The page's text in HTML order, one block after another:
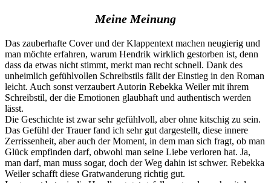
Meine Meinung
Das zauberhafte Cover und der Klappentext machen neugierig und
man möchte erfahren, warum Hendrik wirklich gestorben ist, denn
dass da etwas nicht stimmt, merkt man recht schnell. Dank des
unheimlich gefühlvollen Schreibstils fällt der Einstieg in den Roman
leicht. Auch sonst verzaubert Autorin Rebekka Weiler mit ihrem
Schreibstil, der die Emotionen glaubhaft und authentisch werden
lässt.
Die Geschichte ist zwar sehr gefühlvoll, aber ohne kitschig zu sein.
Das Gefühl der Trauer fand ich sehr gut dargestellt, diese innere
Zerrissenheit, aber auch der Moment, in dem man sich fragt, ob man
Glück empfinden darf, obwohl man seine Liebe verloren hat. Ja,
man darf, man muss sogar, doch der Weg dahin ist schwer. Rebekka
Weiler schafft diese Gratwanderung richtig gut.